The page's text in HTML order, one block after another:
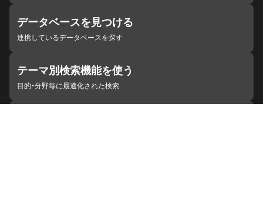
データベースを見つける
連携しているデータベースを探す
テーマ別検索機能を使う
目的・分野毎に最適化された検索